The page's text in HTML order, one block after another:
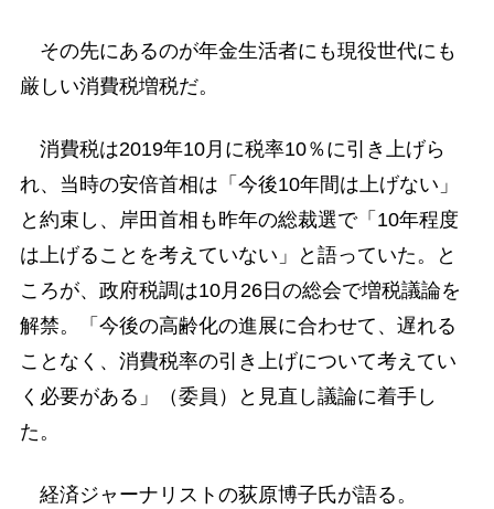
その先にあるのが年金生活者にも現役世代にも
厳しい消費税増税だ。
消費税は2019年10月に税率10％に引き上げら
れ、当時の安倍首相は「今後10年間は上げない」
と約束し、岸田首相も昨年の総裁選で「10年程度
は上げることを考えていない」と語っていた。と
ころが、政府税調は10月26日の総会で増税議論を
解禁。「今後の高齢化の進展に合わせて、遅れる
ことなく、消費税率の引き上げについて考えてい
く必要がある」（委員）と見直し議論に着手し
た。
経済ジャーナリストの荻原博子氏が語る。